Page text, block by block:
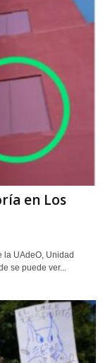
en Los
la UAdeO, Unidad
se puede ver...